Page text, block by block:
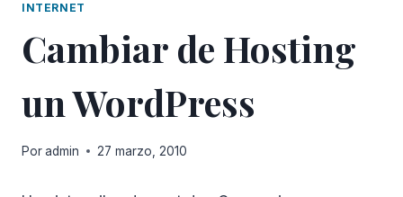
INTERNET
Cambiar de Hosting
un WordPress
Poradmin 27 marzo, 2010